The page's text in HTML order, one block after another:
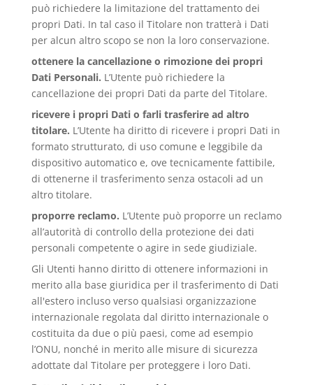
può richiedere la limitazione del trattamento dei
propri Dati. In tal caso il Titolare non tratterà i Dati
per alcun altro scopo se non la loro conservazione.
ottenere la cancellazione o rimozione dei propri
Dati Personali. L’Utente può richiedere la
cancellazione dei propri Dati da parte del Titolare.
ricevere i propri Dati o farli trasferire ad altro
titolare. L’Utente ha diritto di ricevere i propri Dati in
formato strutturato, di uso comune e leggibile da
dispositivo automatico e, ove tecnicamente fattibile,
di ottenerne il trasferimento senza ostacoli ad un
altro titolare.
proporre reclamo. L’Utente può proporre un reclamo
all’autorità di controllo della protezione dei dati
personali competente o agire in sede giudiziale.
Gli Utenti hanno diritto di ottenere informazioni in
merito alla base giuridica per il trasferimento di Dati
all'estero incluso verso qualsiasi organizzazione
internazionale regolata dal diritto internazionale o
costituita da due o più paesi, come ad esempio
l’ONU, nonché in merito alle misure di sicurezza
adottate dal Titolare per proteggere i loro Dati.